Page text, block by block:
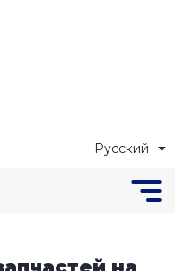
Русский
Українська